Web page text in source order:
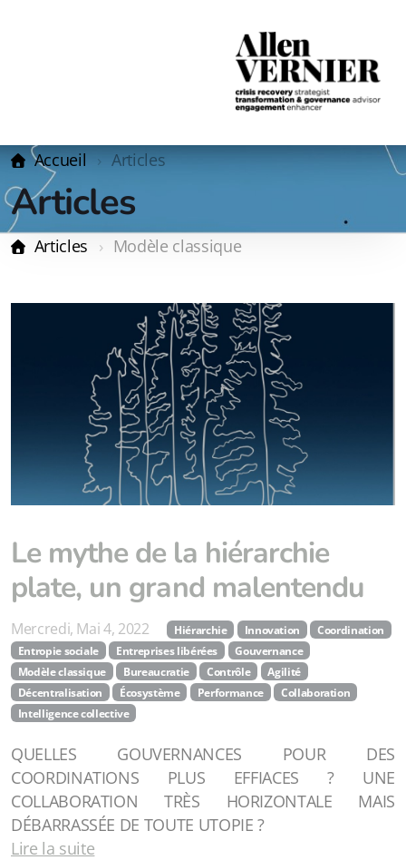
Accueil Articles
Articles
Articles Modèle classique
Le mythe de la hiérarchie
plate, un grand malentendu
Mercredi, Mai 4, 2022 Hiérarchie Innovation
Coordination
Entropie sociale
Entreprises libérées
Gouvernance
Modèle classique
Bureaucratie Contrôle
Agilité
Décentralisation
Écosystème Performance
Collaboration
Intelligence collective
QUELLES GOUVERNANCES POUR DES
COORDINATIONS PLUS EFFIACES ? UNE
COLLABORATION TRÈS HORIZONTALE MAIS
DÉBARRASSÉE DE TOUTE UTOPIE ?
Lire la suite